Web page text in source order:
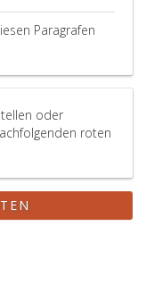
Paragrafen
oder
roten